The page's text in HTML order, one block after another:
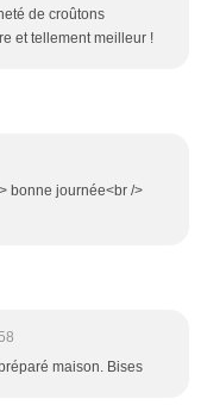
de croûtons
et tellement meilleur !
bonne journée<br />
maison. Bises